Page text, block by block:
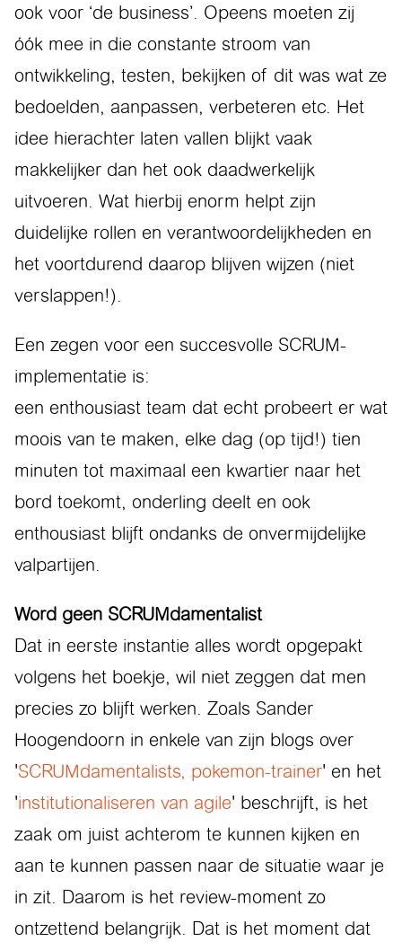
ook voor ‘de business’. Opeens moeten zij
óók mee in die constante stroom van
ontwikkeling, testen, bekijken of dit was wat ze
bedoelden, aanpassen, verbeteren etc. Het
idee hierachter laten vallen blijkt vaak
makkelijker dan het ook daadwerkelijk
uitvoeren. Wat hierbij enorm helpt zijn
duidelijke rollen en verantwoordelijkheden en
het voortdurend daarop blijven wijzen (niet
verslappen!).
Een zegen voor een succesvolle SCRUM-
implementatie is:
een enthousiast team dat echt probeert er wat
moois van te maken, elke dag (op tijd!) tien
minuten tot maximaal een kwartier naar het
bord toekomt, onderling deelt en ook
enthousiast blijft ondanks de onvermijdelijke
valpartijen.
Word geen SCRUMdamentalist
Dat in eerste instantie alles wordt opgepakt
volgens het boekje, wil niet zeggen dat men
precies zo blijft werken. Zoals Sander
Hoogendoorn in enkele van zijn blogs over
'SCRUMdamentalists, pokemon-trainer' en het
'institutionaliseren van agile' beschrijft, is het
zaak om juist achterom te kunnen kijken en
aan te kunnen passen naar de situatie waar je
in zit. Daarom is het review-moment zo
ontzettend belangrijk. Dat is het moment dat